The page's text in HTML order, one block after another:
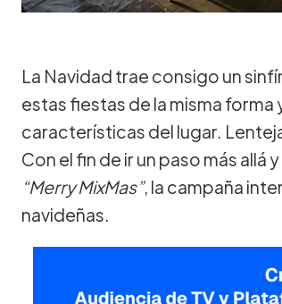
La Navidad trae consigo un
estas fiestas de la misma
características del lugar.
Con el fin de ir un paso más allá
“Merry MixMas”, la campaña
navideñas.